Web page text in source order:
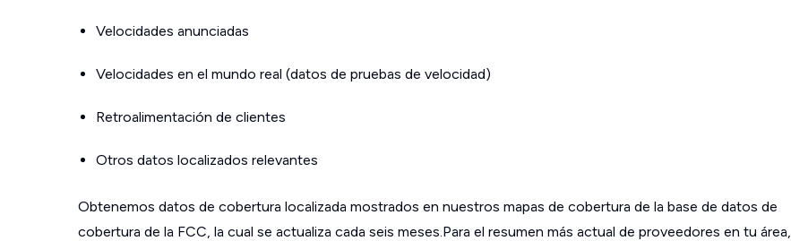
Velocidades anunciadas
Velocidades en el mundo real (datos de pruebas de velocidad)
Retroalimentación de clientes
Otros datos localizados relevantes
Obtenemos datos de cobertura localizada mostrados en nuestros mapas de cobertura de la base de datos de
cobertura de la FCC, la cual se actualiza cada seis meses.Para el resumen más actual de proveedores en tu área,